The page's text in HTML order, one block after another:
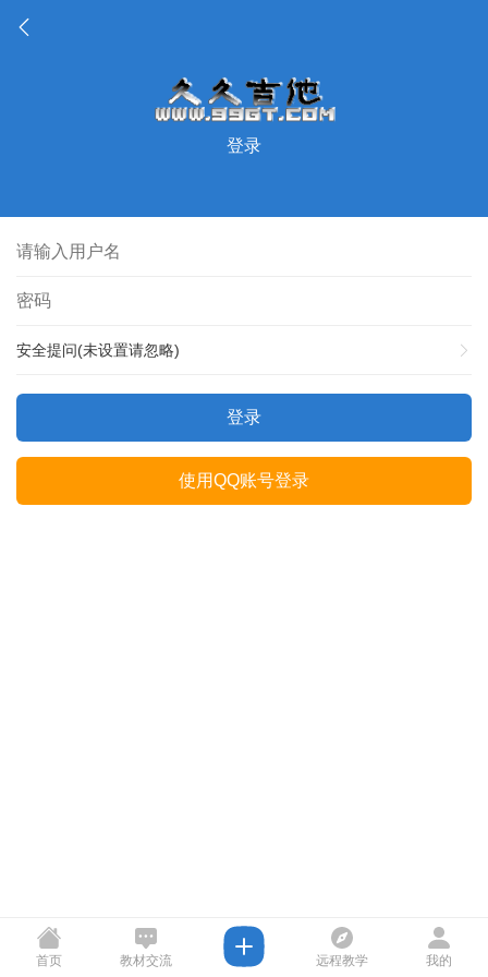
登录
安全提问(未设置请忽略)
登录
使用QQ账号登录
首页 教材交流 远程教学 我的